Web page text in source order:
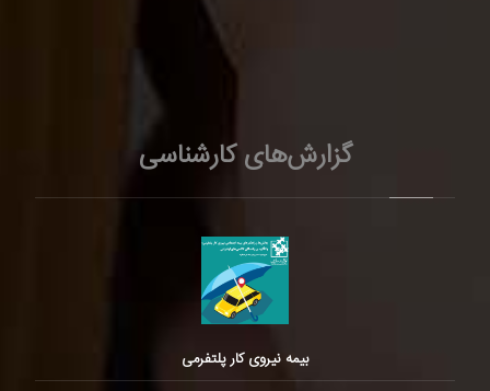
گزارش‌های کارشناسی
بیمه نیروی کار پلتفرمی